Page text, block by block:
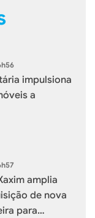
impulsiona
a
amplia
de nova
para